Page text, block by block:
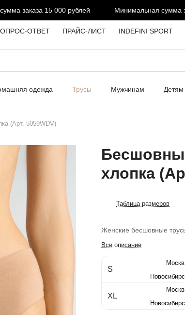
заказа 15 000 рублей Минимальная сумма
ОТВЕТ ПРАЙС-ЛИСТ INDEFINI SPORT
одежда Трусы Мужчинам Детям
(Арт. 5059WDV)
хлопка
Таблица размеров
Женские бесшовные
Все описание
S
XL